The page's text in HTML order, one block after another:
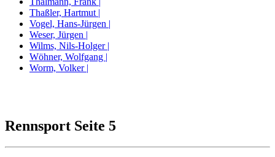
Thaßler, Hartmut |
Vogel, Hans-Jürgen |
Weser, Jürgen |
Wilms, Nils-Holger |
Wöhner, Wolfgang |
Worm, Volker |
Rennsport Seite 5